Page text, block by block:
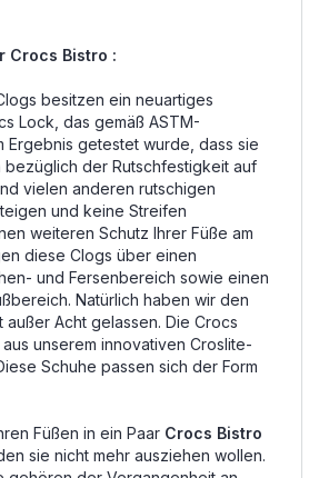
Crocs Bistro :
besitzen ein neuartiges
Lock, das gemäß ASTM-
Ergebnis getestet wurde, dass sie
der Rutschfestigkeit auf
vielen anderen rutschigen
und keine Streifen
weiteren Schutz Ihrer Füße am
diese Clogs über einen
und Fersenbereich sowie einen
Natürlich haben wir den
außer Acht gelassen. Die Crocs
unserem innovativen Croslite-
Schuhe passen sich der Form
Füßen in ein Paar Crocs Bistro
sie nicht mehr ausziehen wollen.